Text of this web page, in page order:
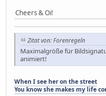
Cheers & Oi!
Zitat von: Forenregeln
Maximalgröße für
animiert!
When I see her on the street
You know she makes my life